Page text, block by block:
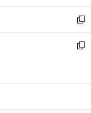
開
く
ウ
で
開
く
ン
ド
ウ
で
ウ
ィ
ン
ド
開
新
し
い
ン
ウ
新
ウ